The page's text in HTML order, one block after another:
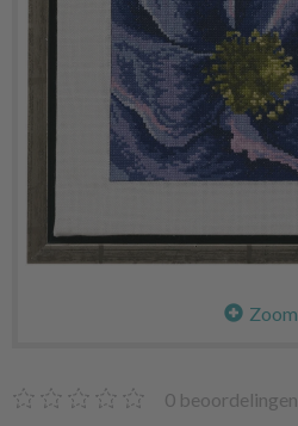
Zoom
0 beoordelingen